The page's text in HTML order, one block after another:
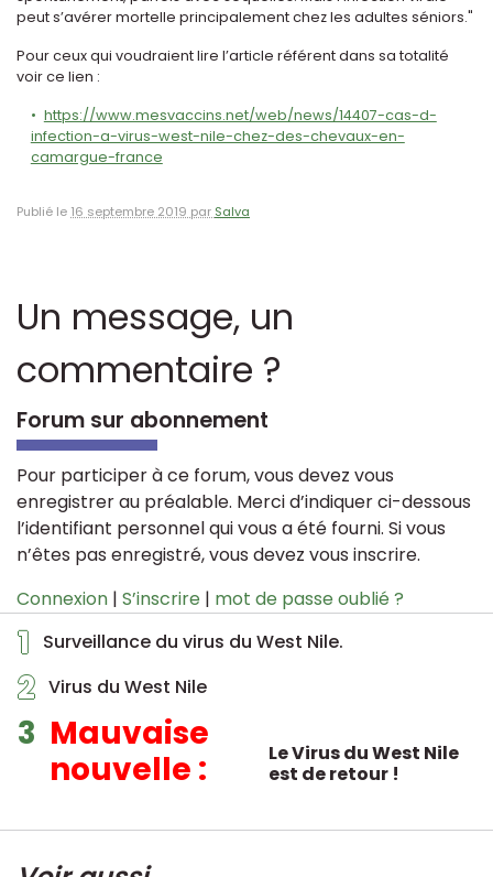
1 Surveillance du virus du West Nile.
2 Virus du West Nile
3 Mauvaise
nouvelle :
Le Virus du West Nile
est de retour !
peut s’avérer mortelle principalement chez les adultes séniors."
Pour ceux qui voudraient lire l’article référent dans sa totalité
voir ce lien :
https://www.mesvaccins.net/web/news/14407-cas-d-
infection-a-virus-west-nile-chez-des-chevaux-en-
camargue-france
Publié le 16 septembre 2019 par Salva
Un message, un
commentaire ?
Forum sur abonnement
Pour participer à ce forum, vous devez vous
enregistrer au préalable. Merci d’indiquer ci-dessous
l’identifiant personnel qui vous a été fourni. Si vous
n’êtes pas enregistré, vous devez vous inscrire.
Connexion | S’inscrire | mot de passe oublié ?